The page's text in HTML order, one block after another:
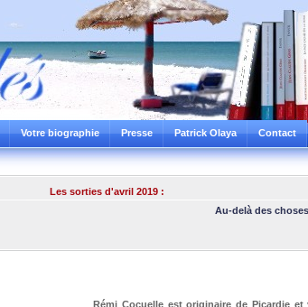
Votre biographie Presse Patrick Olaya Contact
Les sorties d'avril 2019 :
Au-delà des choses
Rémi Cocuelle est originaire de Picardie